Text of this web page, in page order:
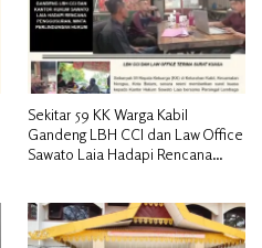
Sekitar 59 KK Warga Kabil
Gandeng LBH CCI dan Law Office
Sawato Laia Hadapi Rencana